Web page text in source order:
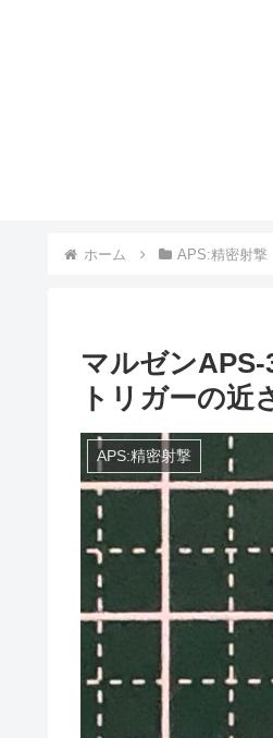
ホーム APS:精密射撃
マルゼン
トリガーの近
APS:精密射撃